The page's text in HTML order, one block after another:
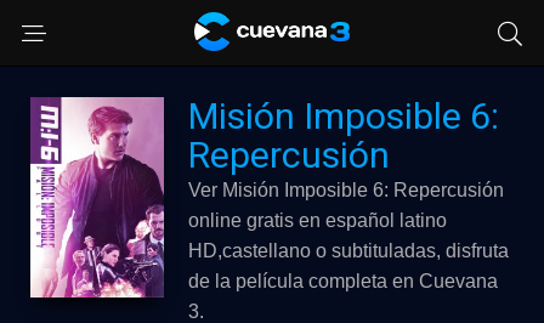
Misión Imposible 6:
Repercusión
Ver Misión Imposible 6: Repercusión
online gratis en español latino
HD,castellano o subtituladas, disfruta
de la película completa en Cuevana
3.